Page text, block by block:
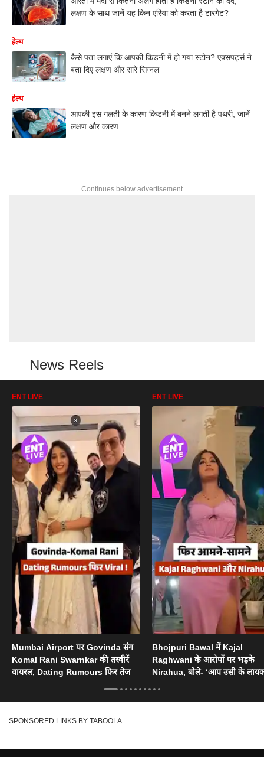
लक्षण के साथ जानें यह किन एरिया को करता है टारगेट?
हेल्थ
कैसे पता लगाएं कि आपकी किडनी में हो गया स्टोन? एक्सपर्ट्स ने
बता दिए लक्षण और सारे सिग्नल
हेल्थ
आपकी इस गलती के कारण किडनी में बनने लगती है पथरी, जानें
लक्षण और कारण
Continues below advertisement
News Reels
ENT LIVE
Mumbai Airport पर Govinda संग
Komal Rani Swarnkar की तस्वीरें
वायरल, Dating Rumours फिर तेज
ENT LIVE
Bhojpuri Bawal में Kajal
Raghwani के आरोपों पर भड़के
Nirahua, बोले- ‘आप उसी के लायक
SPONSORED LINKS BY TABOOLA